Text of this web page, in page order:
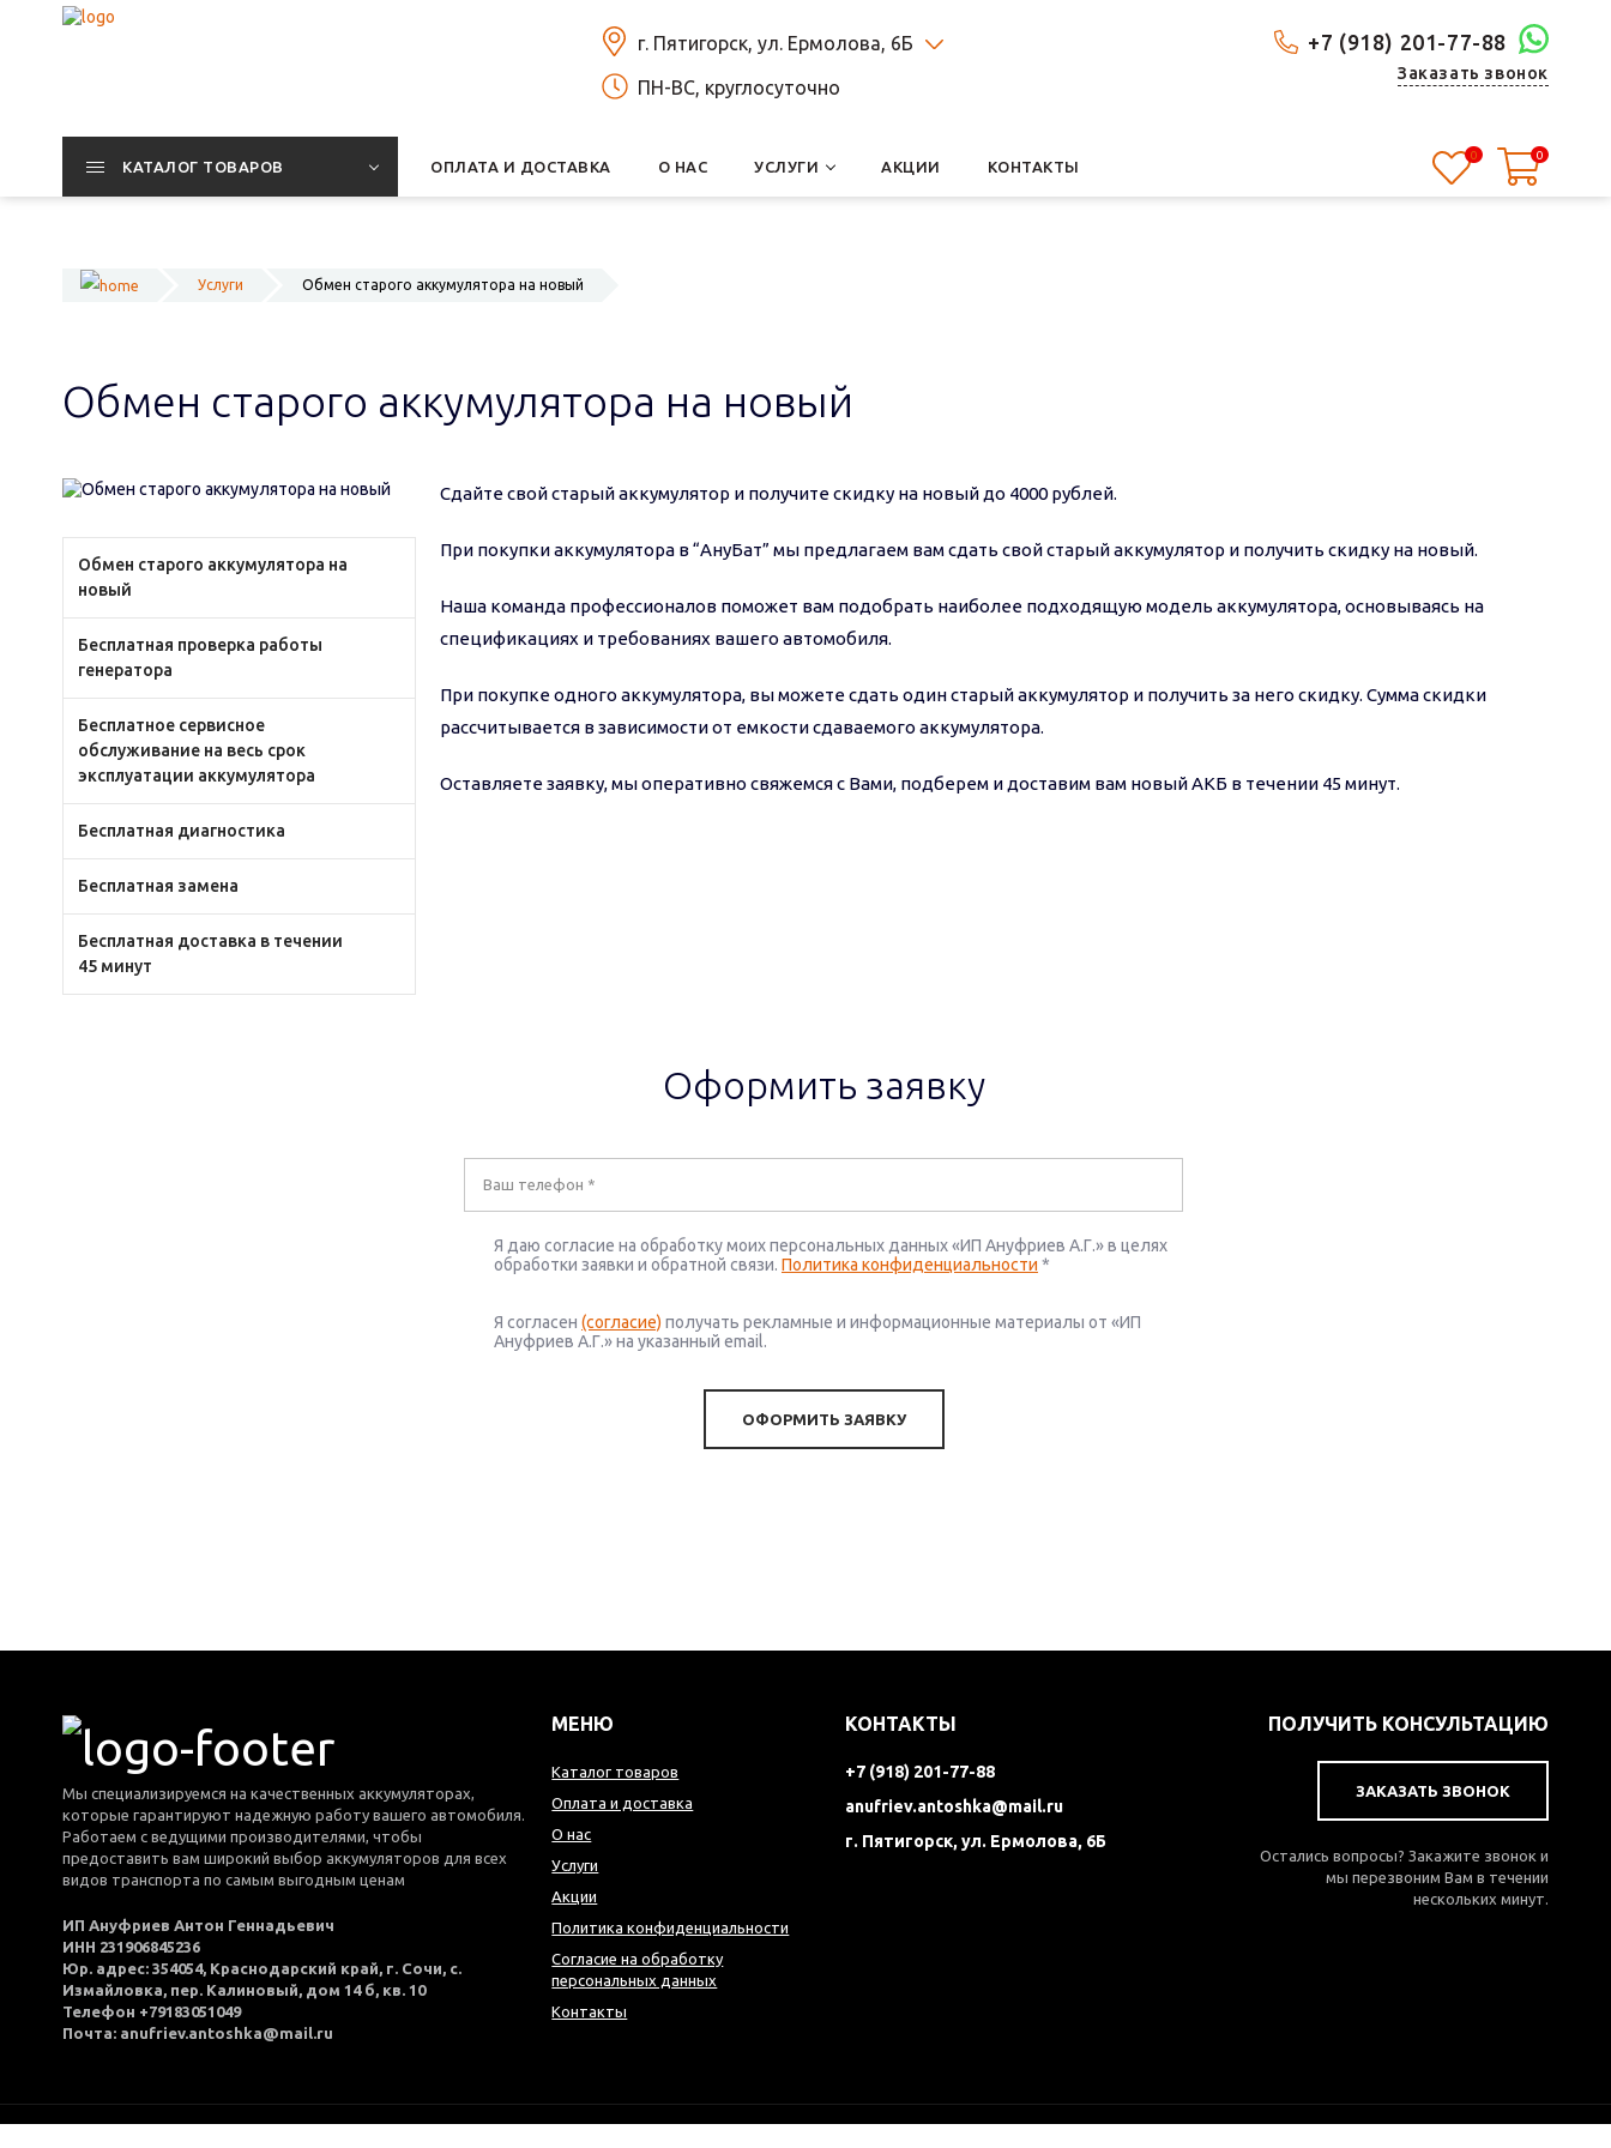
+7 (918) 201-77-88
Заказать звонок
г. Пятигорск, ул. Ермолова, 6Б
ПН-ВС, круглосуточно
КАТАЛОГ ТОВАРОВ ОПЛАТА И ДОСТАВКА О НАС УСЛУГИ АКЦИИ КОНТАКТЫ
0 0
Услуги Обмен старого аккумулятора на новый
Обмен старого аккумулятора на новый
Обмен старого аккумулятора на
новый
Бесплатная проверка работы
генератора
Бесплатное сервисное
обслуживание на весь срок
эксплуатации аккумулятора
Бесплатная диагностика
Бесплатная замена
Бесплатная доставка в течении
45 минут
Сдайте свой старый аккумулятор и получите скидку на новый до 4000 рублей.
При покупки аккумулятора в “АнуБат” мы предлагаем вам сдать свой старый аккумулятор и получить скидку на новый.
Наша команда профессионалов поможет вам подобрать наиболее подходящую модель аккумулятора, основываясь на
спецификациях и требованиях вашего автомобиля.
При покупке одного аккумулятора, вы можете сдать один старый аккумулятор и получить за него скидку. Сумма скидки
рассчитывается в зависимости от емкости сдаваемого аккумулятора.
Оставляете заявку, мы оперативно свяжемся с Вами, подберем и доставим вам новый АКБ в течении 45 минут.
Оформить заявку
Я даю согласие на обработку моих персональных данных «ИП Ануфриев А.Г.» в целях
обработки заявки и обратной связи. Политика конфиденциальности *
Я согласен (согласие) получать рекламные и информационные материалы от «ИП
Ануфриев А.Г.» на указанный email.
Мы специализируемся на качественных аккумуляторах,
которые гарантируют надежную работу вашего автомобиля.
Работаем с ведущими производителями, чтобы
предоставить вам широкий выбор аккумуляторов для всех
видов транспорта по самым выгодным ценам
ИП Ануфриев Антон Геннадьевич
ИНН 231906845236
Юр. адрес: 354054, Краснодарский край, г. Сочи, с.
Измайловка, пер. Калиновый, дом 14 б, кв. 10
Телефон +79183051049
Почта: anufriev.antoshka@mail.ru
МЕНЮ
Каталог товаров
Оплата и доставка
О нас
Услуги
Акции
Политика конфиденциальности
Согласие на обработку
персональных данных
Контакты
КОНТАКТЫ
+7 (918) 201-77-88
anufriev.antoshka@mail.ru
г. Пятигорск, ул. Ермолова, 6Б
ПОЛУЧИТЬ КОНСУЛЬТАЦИЮ
ЗАКАЗАТЬ ЗВОНОК
Остались вопросы? Закажите звонок и
мы перезвоним Вам в течении
нескольких минут.